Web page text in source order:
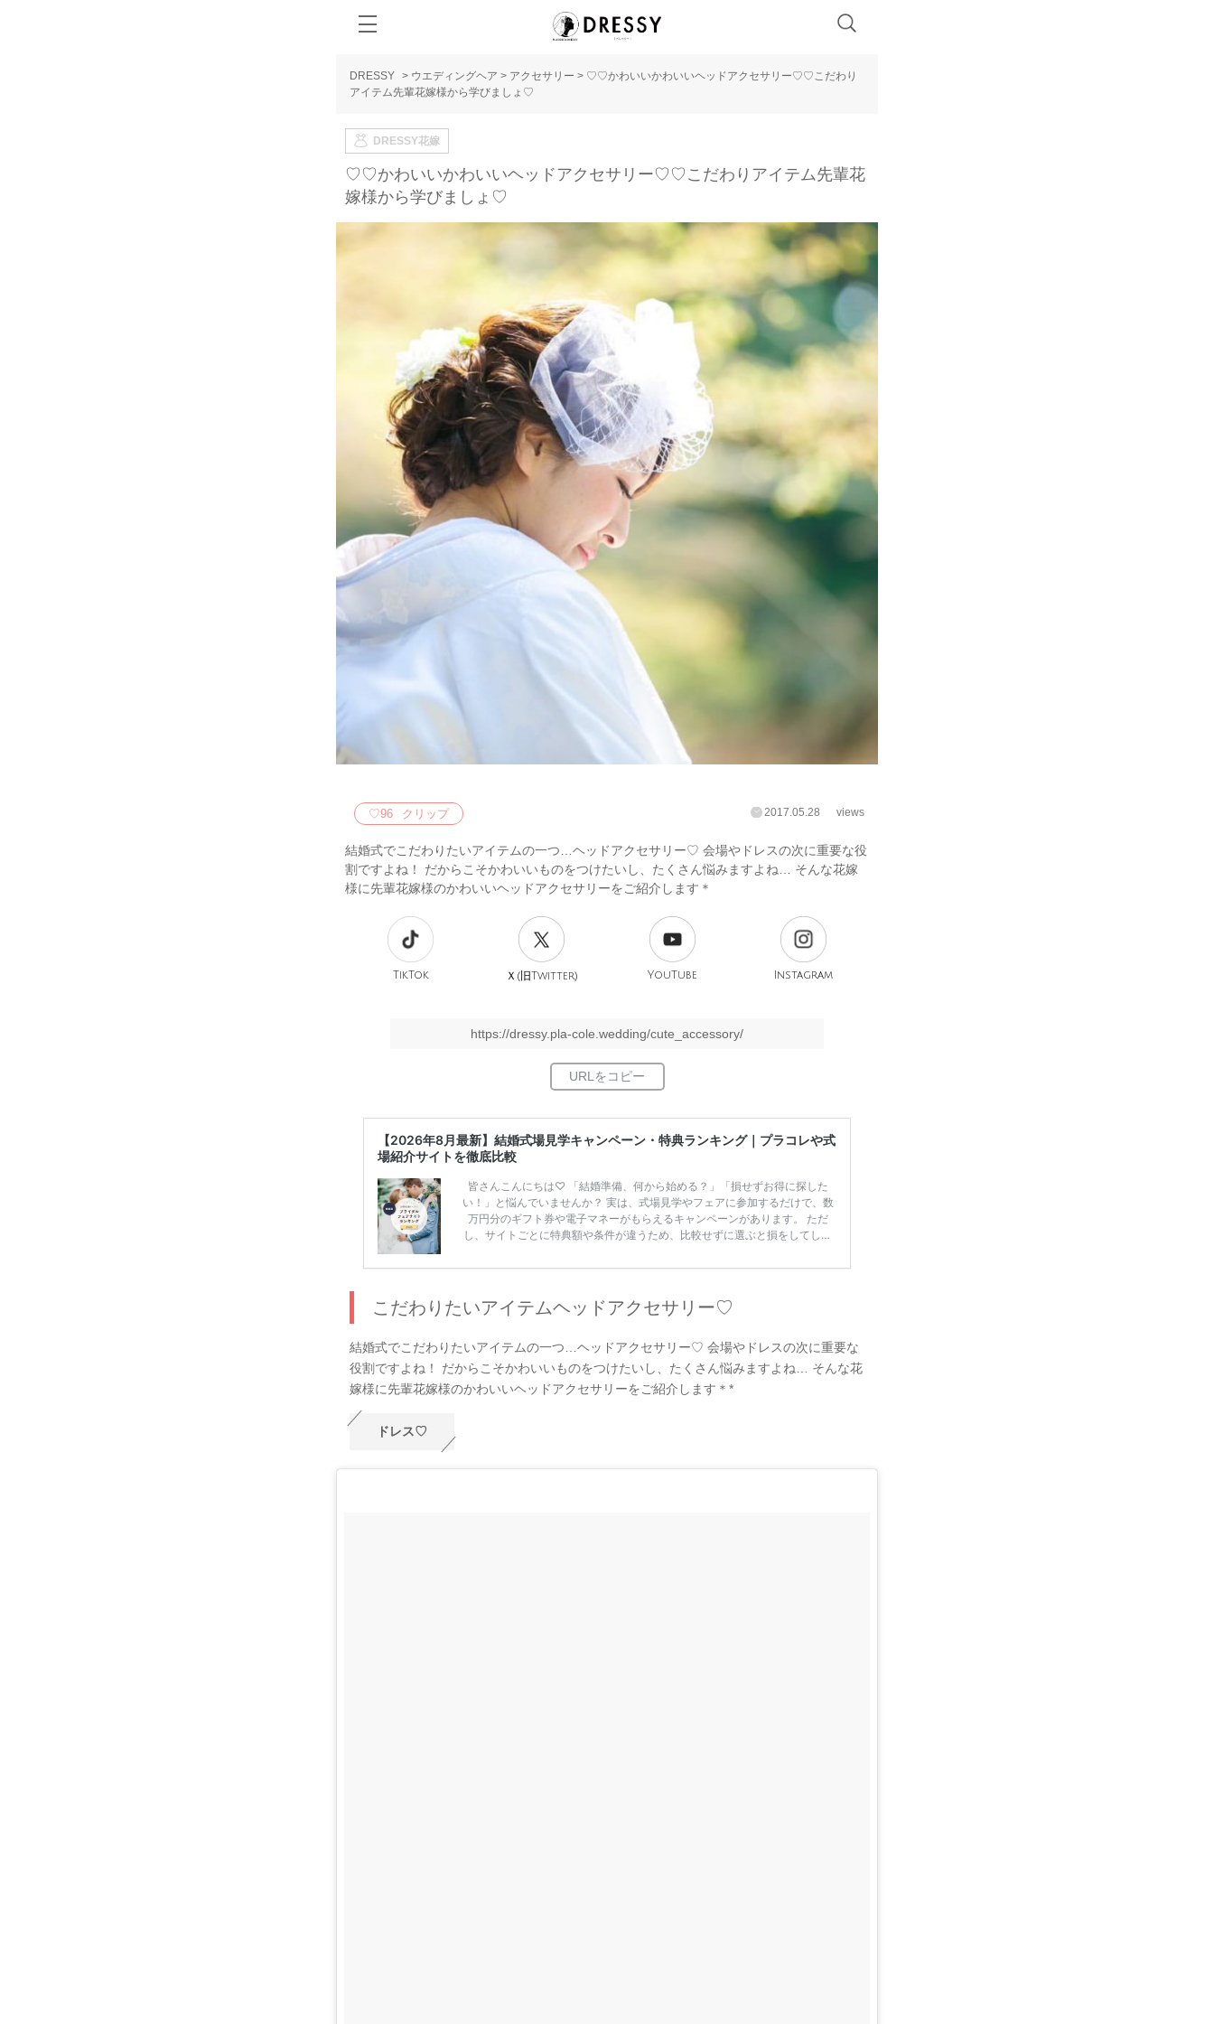
DRESSY > ウエディングヘア > アクセサリー > ♡♡かわいいかわいいヘッドアクセサリー♡♡こだわり
アイテム先輩花嫁様から学びましょ♡
DRESSY花嫁
♡♡かわいいかわいいヘッドアクセサリー♡♡こだわりアイテム先輩花
嫁様から学びましょ♡
♡96 クリップ 2017.05.28 views
結婚式でこだわりたいアイテムの一つ…ヘッドアクセサリー♡ 会場やドレスの次に重要な役
割ですよね！ だからこそかわいいものをつけたいし、たくさん悩みますよね… そんな花嫁
様に先輩花嫁様のかわいいヘッドアクセサリーをご紹介します＊
TikTok Ｘ(旧Twitter) YouTube Instagram
https://dressy.pla-cole.wedding/cute_accessory/
【2026年8月最新】結婚式場見学キャンペーン・特典ランキング｜プラコレや式
場紹介サイトを徹底比較
皆さんこんにちは♡ 「結婚準備、何から始める？」「損せずお得に探した
い！」と悩んでいませんか？ 実は、式場見学やフェアに参加するだけで、数
万円分のギフト券や電子マネーがもらえるキャンペーンがあります。 ただ
し、サイトごとに特典額や条件が違うため、比較せずに選ぶと損をしてしま
ンペーン特典ランキングを公開！ 比較サイト：プラコレ、ゼクシィ、ハナユ
得？」「プラコレの特典は？」といった疑問も解決します。 まずは診断で候
補を絞れる「ウェディング診断」か、体験型 […]
こだわりたいアイテムヘッドアクセサリー♡
結婚式でこだわりたいアイテムの一つ…ヘッドアクセサリー♡ 会場やドレスの次に重要な
役割ですよね！ だからこそかわいいものをつけたいし、たくさん悩みますよね… そんな花
嫁様に先輩花嫁様のかわいいヘッドアクセサリーをご紹介します＊*
ドレス♡